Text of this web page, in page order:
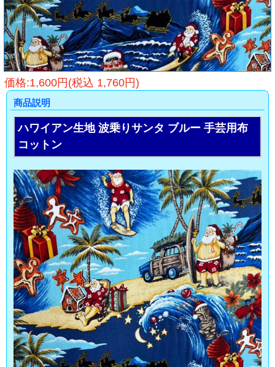
価格:1,600円(税込 1,760円)
商品説明
ハワイアン生地 波乗りサンタ ブルー 手芸用布
コットン